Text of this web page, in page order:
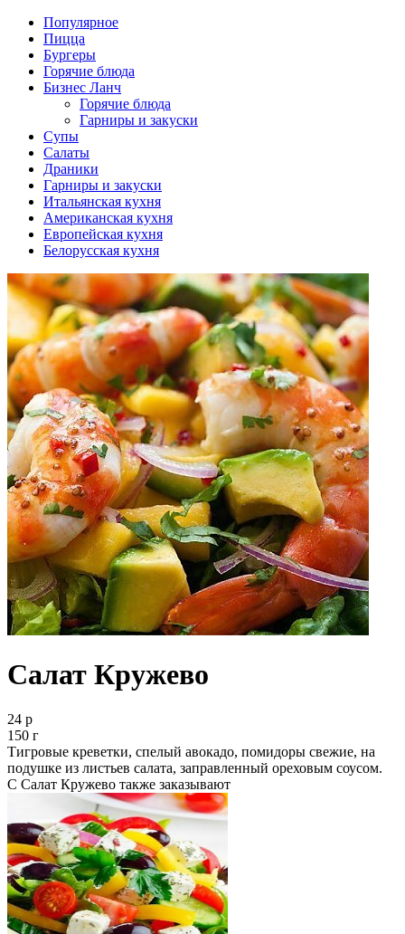
Популярное
Пицца
Бургеры
Горячие блюда
Бизнес Ланч
Горячие блюда
Гарниры и закуски
Супы
Салаты
Драники
Гарниры и закуски
Итальянская кухня
Американская кухня
Европейская кухня
Белорусская кухня
Салат Кружево
24 р
150 г
Тигровые креветки, спелый авокадо, помидоры свежие, на
подушке из листьев салата, заправленный ореховым соусом.
С Салат Кружево также заказывают